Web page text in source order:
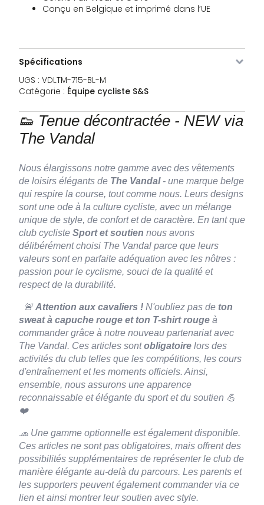
Conçu en Belgique et imprimé dans l’UE
Spécifications
UGS : VDLTM-715-BL-M
Catégorie : Équipe cycliste S&S
👟 Tenue décontractée - NEW via
The Vandal
Nous élargissons notre gamme avec des vêtements
de loisirs élégants de The Vandal- une marque belge
qui respire la course, tout comme nous. Leurs designs
sont une ode à la culture cycliste, avec un mélange
unique de style, de confort et de caractère. En tant que
club cycliste Sport et soutien nous avons
délibérément choisi The Vandal parce que leurs
valeurs sont en parfaite adéquation avec les nôtres :
passion pour le cyclisme, souci de la qualité et
respect de la durabilité.
🚨Attention aux cavaliers ! N'oubliez pas de ton
sweat à capuche rouge et ton T-shirt rouge à
commander grâce à notre nouveau partenariat avec
The Vandal. Ces articles sontobligatoire lors des
activités du club telles que les compétitions, les cours
d'entraînement et les moments officiels. Ainsi,
ensemble, nous assurons une apparence
reconnaissable et élégante du sport et du soutien 💪
❤️
🧢 Une gamme optionnelle est également disponible.
Ces articles ne sont pas obligatoires, mais offrent des
possibilités supplémentaires de représenter le club de
manière élégante au-delà du parcours. Les parents et
les supporters peuvent également commander via ce
lien et ainsi montrer leur soutien avec style.
XXL
715-BL-
3XL
VDLTM-
4XL
Noir 4XL En stock € 13,61
VDLTM-
715-KR-
M
Rouge
Carmin
M En stock €
VDLTM-
715-KR-
XS
Rouge
Carmin
XS En stock
VDLTM-
715-KR-
S
Rouge
Carmin
S En stock €
VDLTM-
715-KR-
L
Rouge
Carmin
L En stock €
VDLTM-
715-KR-
XL
Rouge
Carmin
En stock
VDLTM-
Rouge
XXL En stock €
VDLTM-
715-KR-
3XL
Rouge
Carmin
3XL En stock € 13,61
VDLTM-
715-KR-
Rouge
Carmin
En stock